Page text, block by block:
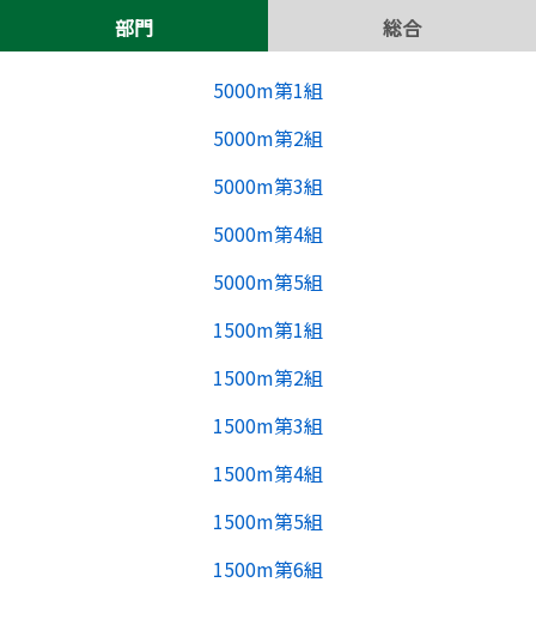
部門 総合
5000m第1組
5000m第2組
5000m第3組
5000m第4組
5000m第5組
1500m第1組
1500m第2組
1500m第3組
1500m第4組
1500m第5組
1500m第6組